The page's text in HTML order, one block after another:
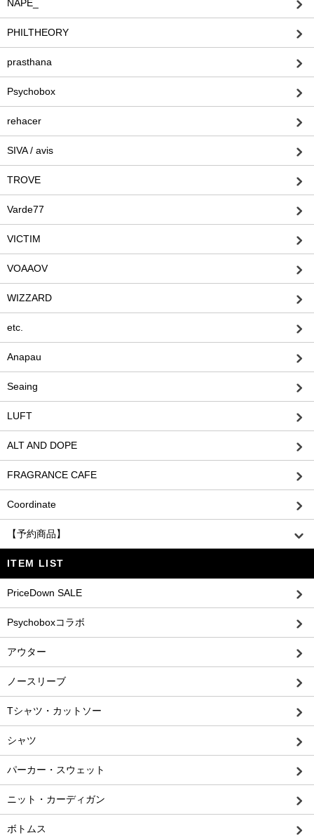
NAPE_
PHILTHEORY
prasthana
Psychobox
rehacer
SIVA / avis
TROVE
Varde77
VICTIM
VOAAOV
WIZZARD
etc.
Anapau
Seaing
LUFT
ALT AND DOPE
FRAGRANCE CAFE
Coordinate
【予約商品】
ITEM LIST
PriceDown SALE
Psychoboxコラボ
アウター
ノースリーブ
Tシャツ・カットソー
シャツ
パーカー・スウェット
ニット・カーディガン
ボトムス